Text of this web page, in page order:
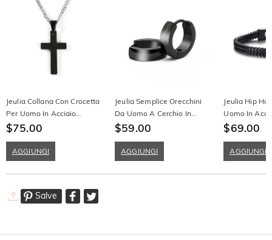
Jeulia Collana Con Crocetta
Per Uomo In Acciaio
Inossidabile
$75.00
AGGIUNGI
Jeulia Semplice Orecchini
Da Uomo A Cerchio In
Acciaio Inossidabile
$59.00
AGGIUNGI
Jeulia Hip
Uomo In
Inossidabile
$69.00
AGGIUNGI
Salve